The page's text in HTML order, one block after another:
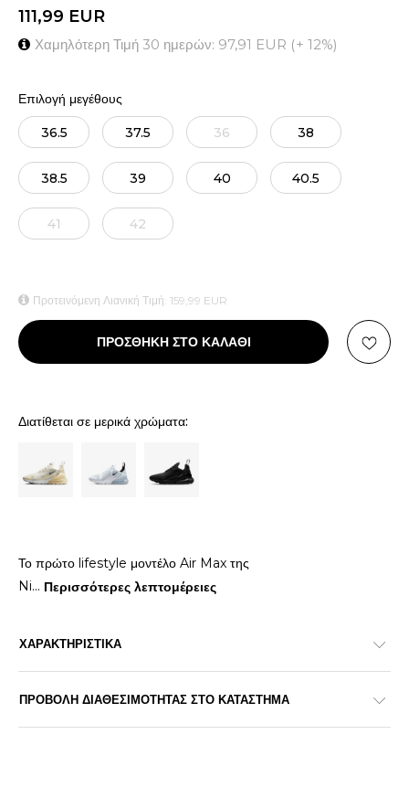
111,99 EUR
Χαμηλότερη Τιμή 30 ημερών: 97,91 EUR (+ 12%)
Επιλογή μεγέθους
36.5 37.5 36 38
38.5 39 40 40.5
41 42
Προτεινόμενη Λιανική Τιμή: 159,99 EUR
ΠΡΟΣΘΗΚΗ ΣΤΟ ΚΑΛΑΘΙ
Διατίθεται σε μερικά χρώματα:
Το πρώτο lifestyle μοντέλο Air Max της
Ni... Περισσότερες λεπτομέρειες
ΧΑΡΑΚΤΗΡΙΣΤΙΚΑ
ΠΡΟΒΟΛΗ ΔΙΑΘΕΣΙΜΟΤΗΤΑΣ ΣΤΟ ΚΑΤΑΣΤΗΜΑ